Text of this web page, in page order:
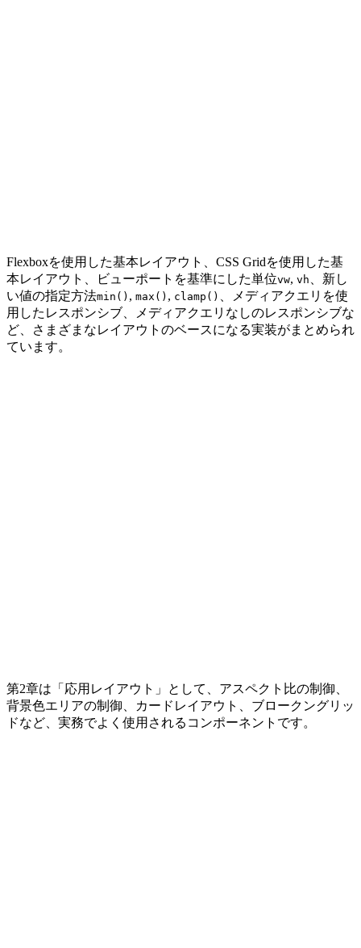
Flexboxを使用した基本レイアウト、CSS Gridを使用した基
本レイアウト、ビューポートを基準にした単位vw, vh
、新し
い値の指定方法min() , max() , clamp()
、メディアクエリを使
用したレスポンシブ、メディアクエリなしのレスポンシブな
ど、さまざまなレイアウトのベースになる実装がまとめられ
ています。
第2章は「応用レイアウト」として、アスペクト比の制御、
背景色エリアの制御、カードレイアウト、ブロークングリッ
ドなど、実務でよく使用されるコンポーネントです。